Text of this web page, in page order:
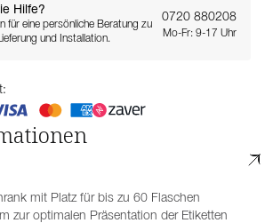
Hilfe?
für eine persönliche Beratung zu
und Installation.
0720 880208
Mo-Fr: 9-17 Uhr
mit Platz für bis zu 60 Flaschen
zur optimalen Präsentation der Etiketten